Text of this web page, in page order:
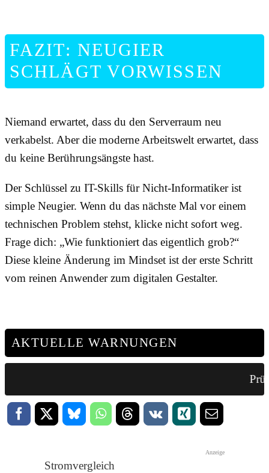
FAZIT: NEUGIER
SCHLÄGT VORWISSEN
Niemand erwartet, dass du den Serverraum neu
verkabelst. Aber die moderne Arbeitswelt erwartet, dass
du keine Berührungsängste hast.
Der Schlüssel zu IT-Skills für Nicht-Informatiker ist
simple Neugier. Wenn du das nächste Mal vor einem
technischen Problem stehst, klicke nicht sofort weg.
Frage dich: „Wie funktioniert das eigentlich grob?“
Diese kleine Änderung im Mindset ist der erste Schritt
vom reinen Anwender zum digitalen Gestalter.
AKTUELLE WARNUNGEN
Anzeige
Stromvergleich